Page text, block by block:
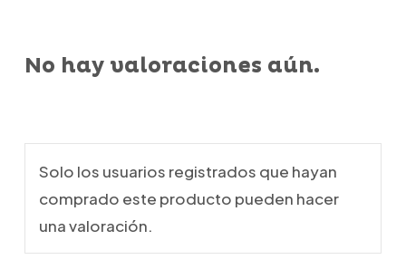
No hay valoraciones aún.
Solo los usuarios registrados que hayan
comprado este producto pueden hacer
una valoración.